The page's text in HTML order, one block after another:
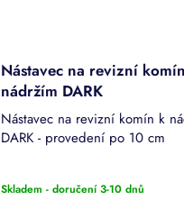
Nástavec na revizní
nádržím DARK
Nástavec na revizní komín k
DARK - provedení po 10 cm
Skladem - doručení 3-10 dnů